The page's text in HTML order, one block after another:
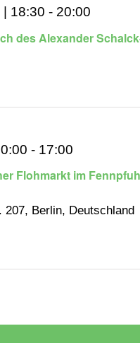
des Alexander
18:30 - 20:00
Flohmarkt im
- 17:00
207, Berlin, Deutschland